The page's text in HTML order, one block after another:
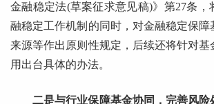
金融稳定法(草案征求意见稿)》第27条，
融稳定工作机制的同时，对金融稳定保障
来源等作出原则性规定，后续还将针对基
用出台具体的办法。
二是与行业保障基金协同，完善风险